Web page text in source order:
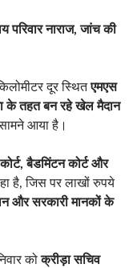
परिवार नाराज, जांच की
दूर स्थितएमएस
के तहत बन रहे खेल मैदान
आया है।
बैडमिंटन कोर्ट और
है, जिस पर लाखों रुपये
और सरकारी मानकों के
कोक्रीड़ा सचिव